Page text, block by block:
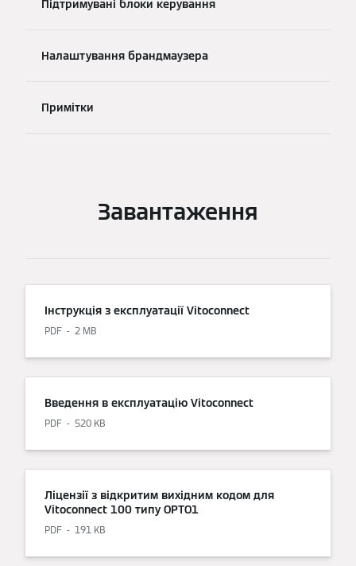
Підтримувані блоки керування
Налаштування брандмаузера
Примітки
Завантаження
Інструкція з експлуатації Vitoconnect
PDF 2 MB
Введення в експлуатацію Vitoconnect
PDF 520 KB
Ліцензії з відкритим вихідним кодом для
Vitoconnect 100 типу OPTO1
PDF 191 KB